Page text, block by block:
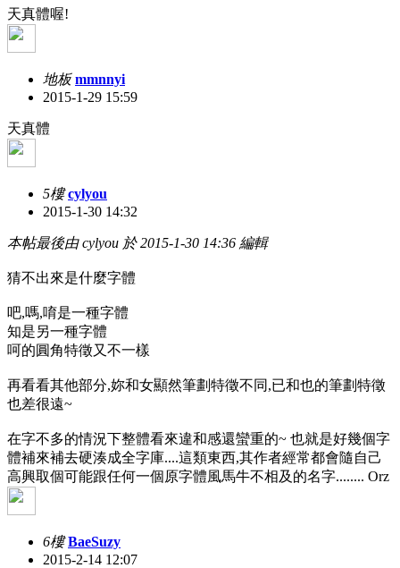
天真體喔!
地板 mmnnyi
2015-1-29 15:59
天真體
5樓 cylyou
2015-1-30 14:32
本帖最後由 cylyou 於 2015-1-30 14:36 編輯
猜不出來是什麼字體
吧,嗎,唷是一種字體
知是另一種字體
呵的圓角特徵又不一樣
再看看其他部分,妳和女顯然筆劃特徵不同,已和也的筆劃特徵
也差很遠~
在字不多的情況下整體看來違和感還蠻重的~ 也就是好幾個字
體補來補去硬湊成全字庫....這類東西,其作者經常都會隨自己
高興取個可能跟任何一個原字體風馬牛不相及的名字........ Orz
6樓 BaeSuzy
2015-2-14 12:07